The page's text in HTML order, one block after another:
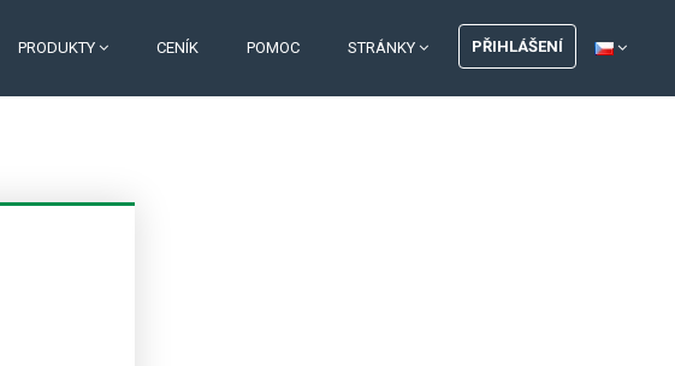
PRODUKTY CENÍK POMOC STRÁNKY PŘIHLÁŠENÍ